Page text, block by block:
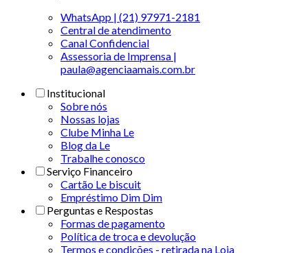
WhatsApp | (21) 97971-2181
Central de atendimento
Canal Confidencial
Assessoria de Imprensa |
paula@agenciaamais.com.br
Institucional
Sobre nós
Nossas lojas
Clube Minha Le
Blog da Le
Trabalhe conosco
Serviço Financeiro
Cartão Le biscuit
Empréstimo Dim Dim
Perguntas e Respostas
Formas de pagamento
Política de troca e devolução
Termos e condições - retirada na Loja